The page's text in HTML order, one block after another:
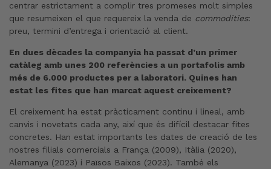
centrar estrictament a complir tres promeses molt simples
que resumeixen el que requereix la venda de commodities:
preu, termini d’entrega i orientació al client.
En dues dècades la companyia ha passat d’un primer
catàleg amb unes 200 referències a un portafolis amb
més de 6.000 productes per a laboratori. Quines han
estat les fites que han marcat aquest creixement?
El creixement ha estat pràcticament continu i lineal, amb
canvis i novetats cada any, així que és difícil destacar fites
concretes. Han estat importants les dates de creació de les
nostres filials comercials a França (2009), Itàlia (2020),
Alemanya (2023) i Països Baixos (2023). També els